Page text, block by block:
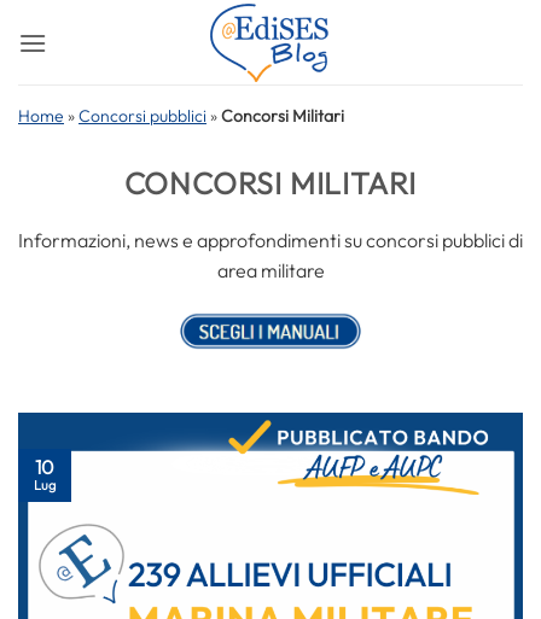
Home »Concorsi pubblici »Concorsi Militari
CONCORSI MILITARI
Informazioni, news e approfondimenti su concorsi pubblici di
area militare
10
Lug